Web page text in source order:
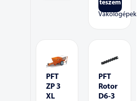
teszem
Vakológépek
PFT
ZP 3
XL
PFT
Rotor
D6-3